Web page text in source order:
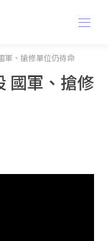
軍、搶修單位仍待命
國軍、搶修